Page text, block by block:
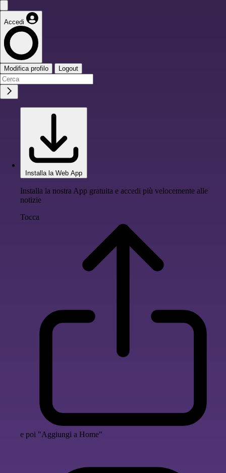
Accedi
Modifica profilo Logout
Installa la Web App
Installa la nostra App gratuita e accedi più velocemente alle
notizie
Tocca
e poi "Aggiungi a Home"